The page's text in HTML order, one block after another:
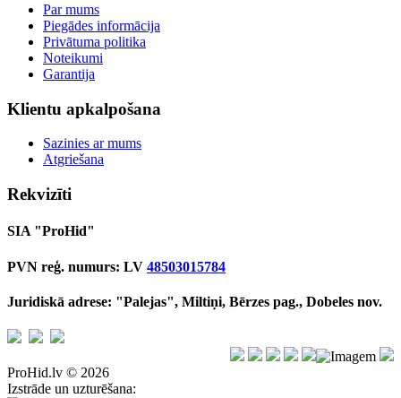
Par mums
Piegādes informācija
Privātuma politika
Noteikumi
Garantija
Klientu apkalpošana
Sazinies ar mums
Atgriešana
Rekvizīti
SIA "ProHid"
PVN reģ. numurs: LV 48503015784
Juridiskā adrese: "Palejas", Miltiņi, Bērzes pag., Dobeles nov.
ProHid.lv © 2026
Izstrāde un uzturēšana: